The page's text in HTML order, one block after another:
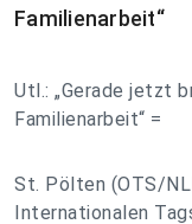
Familienarbeit“
Utl.: „Gerade jetzt
Familienarbeit“ =
St. Pölten (OTS/
Internationalen